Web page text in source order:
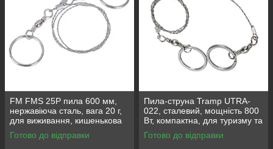
FM FMS 25P пила 600 мм,
нержавіюча сталь, вага 20 г,
для виживання, кишенькова
струнна пила
Готово до відправки
Пила-струна Tramp UTRA-
022, сталевий, мощність 800
Вт, компактна, для туризму та
рибалки
Готово до відправки